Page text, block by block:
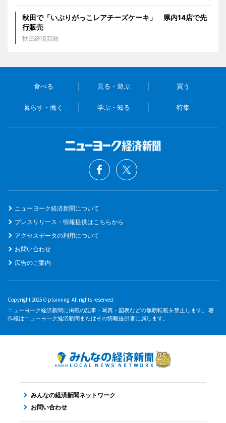
秋田で「いぶりがっこレアチーズケーキ」 県内14店で先
行販売
秋田経済新聞
食べる 見る・遊ぶ 買う
暮らす・働く 学ぶ・知る 特集
ニューヨーク経済新聞について
プレスリリース・情報提供はこちらから
アクセスデータの利用について
お問い合わせ
広告のご案内
Copyright 2025 O planning. All rights reserved.
ニューヨーク経済新聞に掲載の記事・写真・図表などの無断転載を禁止します。 著
作権はニューヨーク経済新聞またはその情報提供者に属します。
みんなの経済新聞ネットワーク
お問い合わせ